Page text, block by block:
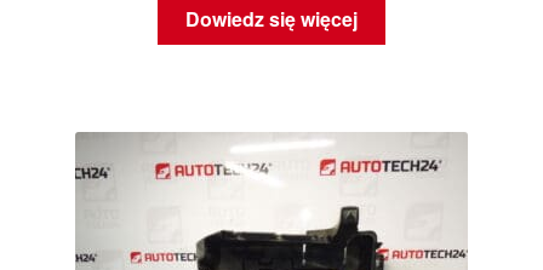
Dowiedz się więcej